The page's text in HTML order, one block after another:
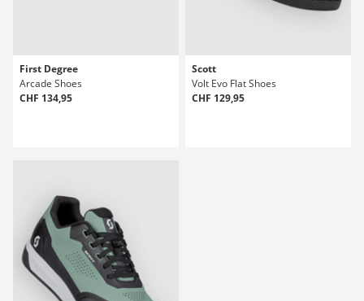
First Degree
Arcade Shoes
CHF 134,95
Scott
Volt Evo Flat Shoes
CHF 129,95